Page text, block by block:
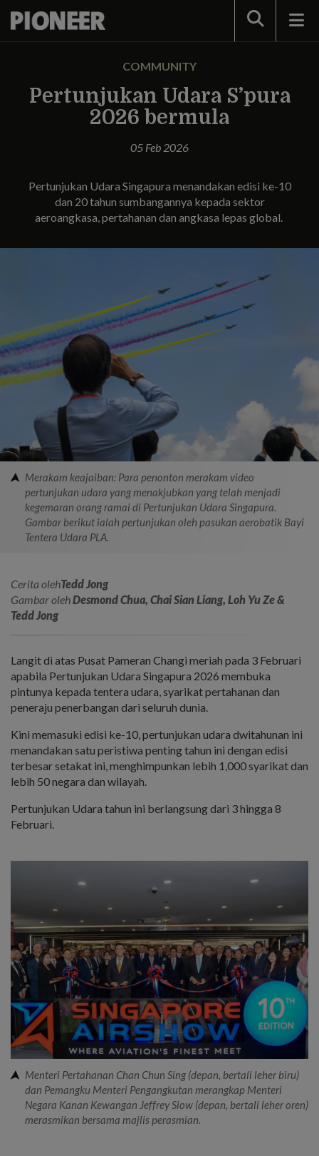
Search
COMMUNITY
Pertunjukan Udara S’pura
2026 bermula
05 Feb 2026
Pertunjukan Udara Singapura menandakan edisi ke-10
dan 20 tahun sumbangannya kepada sektor
aeroangkasa, pertahanan dan angkasa lepas global.
Merakam keajaiban: Para penonton merakam video
pertunjukan udara yang menakjubkan yang telah menjadi
kegemaran orang ramai di Pertunjukan Udara Singapura.
Gambar berikut ialah pertunjukan oleh pasukan aerobatik Bayi
Tentera Udara PLA.
Cerita olehTedd Jong
Gambar olehDesmond Chua, Chai Sian Liang, Loh Yu Ze &
Tedd Jong
Langit di atas Pusat Pameran Changi meriah pada 3 Februari
apabila Pertunjukan Udara Singapura 2026 membuka
pintunya kepada tentera udara, syarikat pertahanan dan
peneraju penerbangan dari seluruh dunia.
Kini memasuki edisi ke-10, pertunjukan udara dwitahunan ini
menandakan satu peristiwa penting tahun ini dengan edisi
terbesar setakat ini, menghimpunkan lebih 1,000 syarikat dan
lebih 50 negara dan wilayah.
Pertunjukan Udara tahun ini berlangsung dari 3 hingga 8
Februari.
Menteri Pertahanan Chan Chun Sing (depan, bertali leher biru)
dan Pemangku Menteri Pengangkutan merangkap Menteri
Negara Kanan Kewangan Jeffrey Siow (depan, bertali leher oren)
merasmikan bersama majlis perasmian.